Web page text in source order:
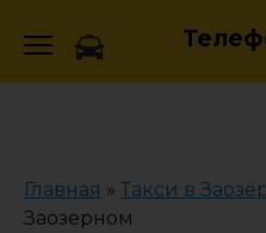
Главная » Такси в
Заозерном